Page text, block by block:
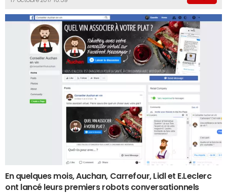
En quelques mois, Auchan, Carrefour, Lidl et E.Leclerc
ont lancé leurs premiers robots conversationnels